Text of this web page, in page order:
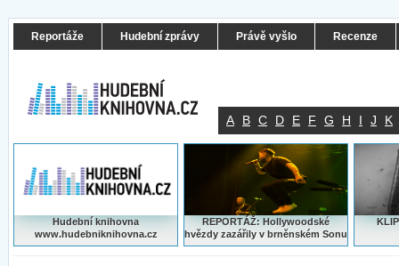
Reportáže Hudební zprávy Právě vyšlo Recenze
A B C D E F G H I J K
Hudební knihovna
www.hudebniknihovna.cz
REPORTÁŽ: Hollywoodské
hvězdy zazářily v brněnském Sonu